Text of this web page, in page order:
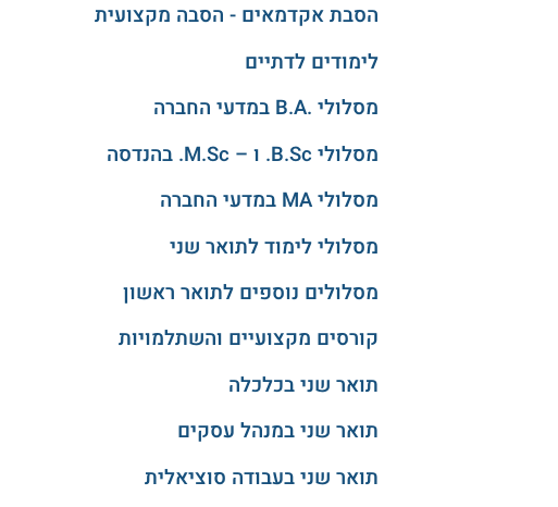
הסבת אקדמאים - הסבה מקצועית
לימודים לדתיים
מסלולי .B.A במדעי החברה
מסלולי B.Sc. ו – M.Sc. בהנדסה
מסלולי MA במדעי החברה
מסלולי לימוד לתואר שני
מסלולים נוספים לתואר ראשון
קורסים מקצועיים והשתלמויות
תואר שני בכלכלה
תואר שני במנהל עסקים
תואר שני בעבודה סוציאלית